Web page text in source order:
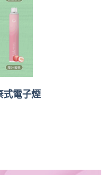
式電子煙